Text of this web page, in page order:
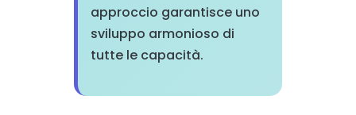
approccio garantisce uno
sviluppo armonioso di
tutte le capacità.